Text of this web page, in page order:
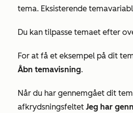
tema. Eksisterende
Du kan tilpasse temaet efter
For at få et eksempel på dit
Åbn temavisning.
Når du har gennemgået dit
afkrydsningsfeltet Jeg har